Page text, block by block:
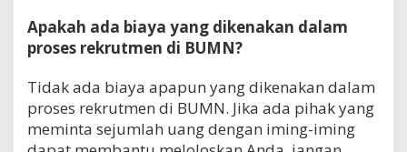
Apakah ada biaya yang dikenakan dalam
proses rekrutmen di BUMN?
Tidak ada biaya apapun yang dikenakan dalam
proses rekrutmen di BUMN. Jika ada pihak yang
meminta sejumlah uang dengan iming-iming